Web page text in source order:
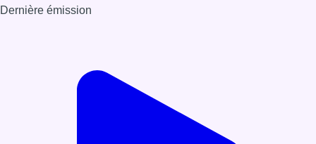
Dernière émission